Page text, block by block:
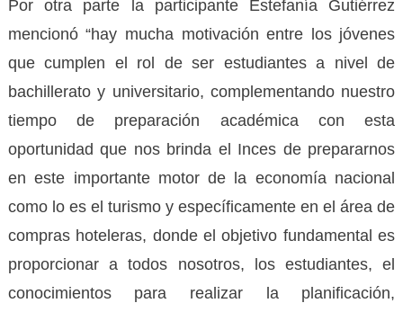
Por otra parte la participante Estefanía Gutiérrez
mencionó “hay mucha motivación entre los jóvenes
que cumplen el rol de ser estudiantes a nivel de
bachillerato y universitario, complementando nuestro
tiempo de preparación académica con esta
oportunidad que nos brinda el Inces de prepararnos
en este importante motor de la economía nacional
como lo es el turismo y específicamente en el área de
compras hoteleras, donde el objetivo fundamental es
proporcionar a todos nosotros, los estudiantes, el
conocimientos para realizar la planificación,